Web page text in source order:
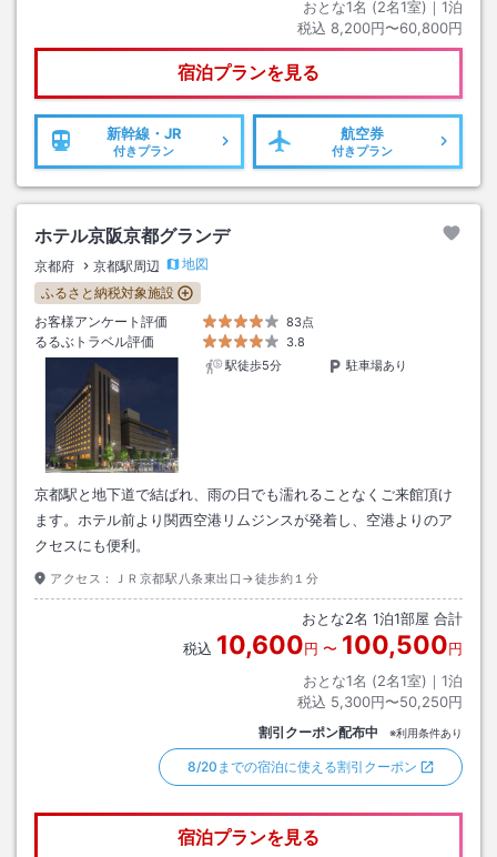
おとな1名 (2名1室)｜ 1泊
税込 8,200円〜60,800円
宿泊プランを見る
新幹線・JR
付きプラン
航空券
付きプラン
ホテル京阪京都グランデ
京都府 京都駅周辺
地図
ふるさと納税対象施設
お客様アンケート評価
83点
るるぶトラベル評価
3.8
駅徒歩5分
駐車場あり
京都駅と地下道で結ばれ、雨の日でも濡れることなくご来館頂け
ます。ホテル前より関西空港リムジンスが発着し、空港よりのア
クセスにも便利。
アクセス： ＪＲ京都駅八条東出口→徒歩約１分
おとな2名 1泊1部屋 合計
税込 10,600円 〜 100,500円
おとな1名 (2名1室)｜ 1泊
税込 5,300円〜50,250円
割引クーポン配布中 ※利用条件あり
8/20までの宿泊に使える割引クーポン
宿泊プランを見る